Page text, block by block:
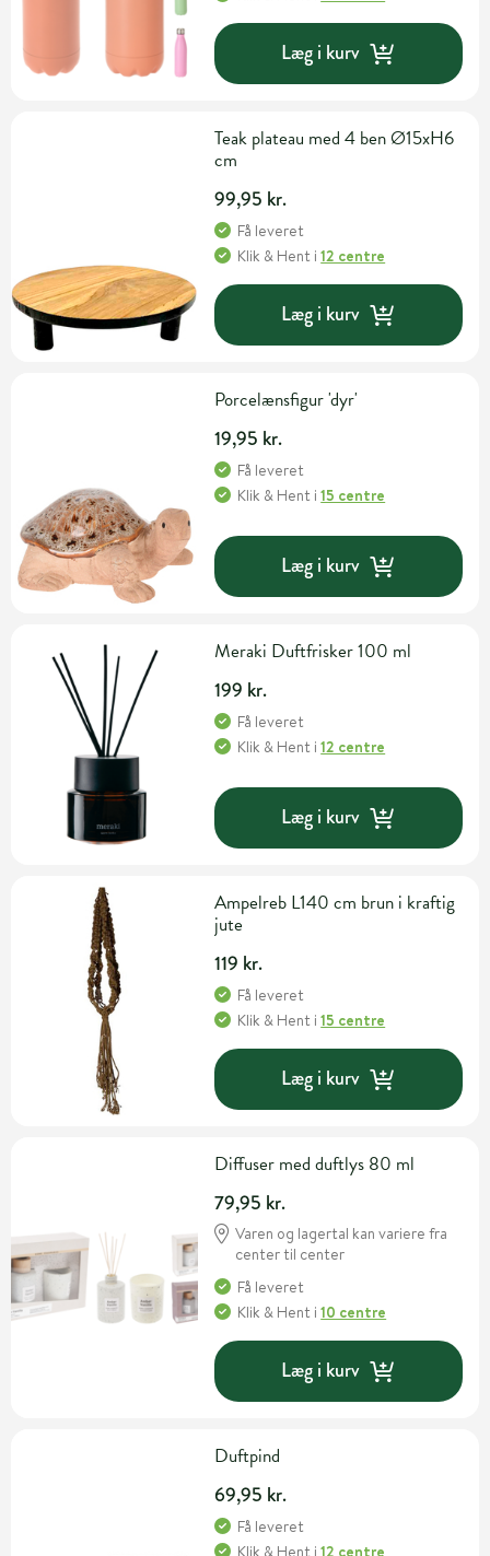
Læg i kurv
Teak plateau med 4 ben Ø15xH6
cm
99,95 kr.
Få leveret
Klik & Hent i12 centre
Læg i kurv
Porcelænsfigur 'dyr'
19,95 kr.
Få leveret
Klik & Hent i15 centre
Læg i kurv
Meraki Duftfrisker 100 ml
199 kr.
Få leveret
Klik & Hent i12 centre
Læg i kurv
Ampelreb L140 cm brun i kraftig
jute
119 kr.
Få leveret
Klik & Hent i15 centre
Læg i kurv
Diffuser med duftlys 80 ml
79,95 kr.
Varen og lagertal kan variere fra
center til center
Få leveret
Klik & Hent i10 centre
Læg i kurv
Duftpind
69,95 kr.
Få leveret
Klik & Hent i12 centre